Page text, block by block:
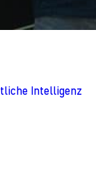
Intelligenz